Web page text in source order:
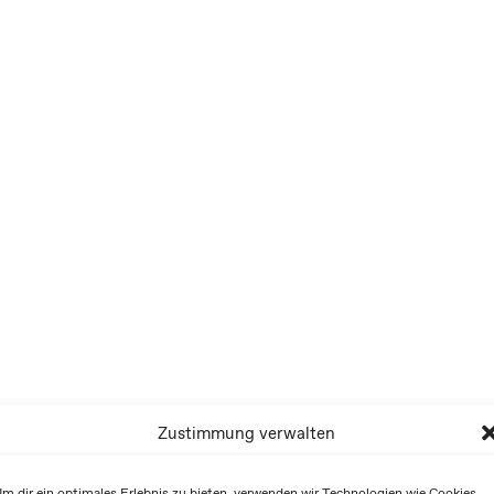
Zustimmung verwalten